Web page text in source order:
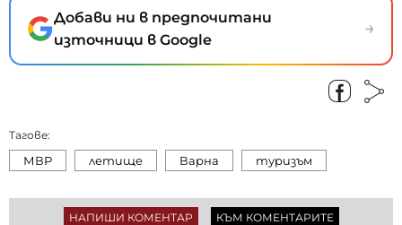
Добави ни в предпочитани
източници в Google
→
Тагове:
МВР летище Варна туризъм
НАПИШИ КОМЕНТАР КЪМ КОМЕНТАРИТЕ